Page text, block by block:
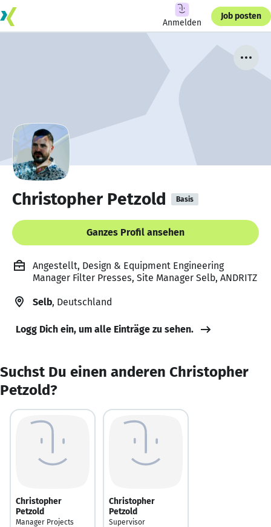
Anmelden
Job posten
Christopher Petzold Basis
Ganzes Profil ansehen
Angestellt, Design & Equipment Engineering
Manager Filter Presses, Site Manager Selb, ANDRITZ
Selb, Deutschland
Logg Dich ein, um alle Einträge zu sehen.
Suchst Du einen anderen Christopher
Petzold?
Christopher
Petzold
Manager Projects
Christopher
Petzold
Supervisor